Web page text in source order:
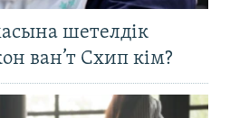
шетелдік
ван’т Схип кім?